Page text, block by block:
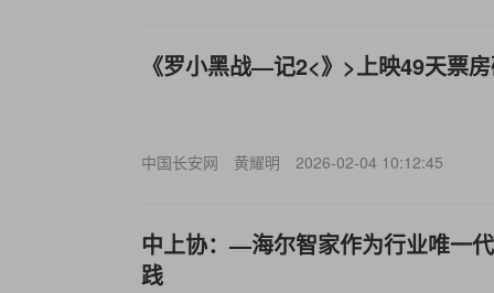
《罗小黑战—记2<》>上映49天票
中国长安网 黄耀明 2026-02-04 10:12:45
中上协：—海尔智家作为行业唯一
践